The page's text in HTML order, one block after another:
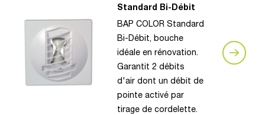
Standard Bi-Débit
BAP COLOR Standard
Bi-Débit, bouche
idéale en rénovation.
Garantit 2 débits
d'air dont un débit de
pointe activé par
tirage de cordelette.